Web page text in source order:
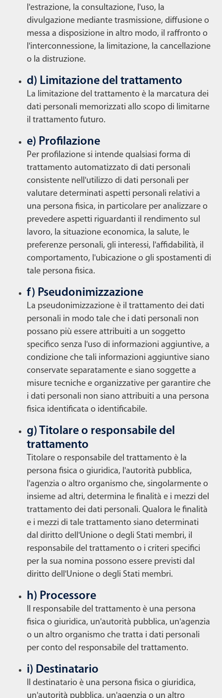
l'estrazione, la consultazione, l'uso, la
divulgazione mediante trasmissione, diffusione o
messa a disposizione in altro modo, il raffronto o
l'interconnessione, la limitazione, la cancellazione
o la distruzione.
d) Limitazione del trattamento
La limitazione del trattamento è la marcatura dei
dati personali memorizzati allo scopo di limitarne
il trattamento futuro.
e) Profilazione
Per profilazione si intende qualsiasi forma di
trattamento automatizzato di dati personali
consistente nell'utilizzo di dati personali per
valutare determinati aspetti personali relativi a
una persona fisica, in particolare per analizzare o
prevedere aspetti riguardanti il rendimento sul
lavoro, la situazione economica, la salute, le
preferenze personali, gli interessi, l'affidabilità, il
comportamento, l'ubicazione o gli spostamenti di
tale persona fisica.
f) Pseudonimizzazione
La pseudonimizzazione è il trattamento dei dati
personali in modo tale che i dati personali non
possano più essere attribuiti a un soggetto
specifico senza l'uso di informazioni aggiuntive, a
condizione che tali informazioni aggiuntive siano
conservate separatamente e siano soggette a
misure tecniche e organizzative per garantire che
i dati personali non siano attribuiti a una persona
fisica identificata o identificabile.
g) Titolare o responsabile del
trattamento
Titolare o responsabile del trattamento è la
persona fisica o giuridica, l'autorità pubblica,
l'agenzia o altro organismo che, singolarmente o
insieme ad altri, determina le finalità e i mezzi del
trattamento dei dati personali. Qualora le finalità
e i mezzi di tale trattamento siano determinati
dal diritto dell'Unione o degli Stati membri, il
responsabile del trattamento o i criteri specifici
per la sua nomina possono essere previsti dal
diritto dell'Unione o degli Stati membri.
h) Processore
Il responsabile del trattamento è una persona
fisica o giuridica, un'autorità pubblica, un'agenzia
o un altro organismo che tratta i dati personali
per conto del responsabile del trattamento.
i) Destinatario
Il destinatario è una persona fisica o giuridica,
un'autorità pubblica, un'agenzia o un altro